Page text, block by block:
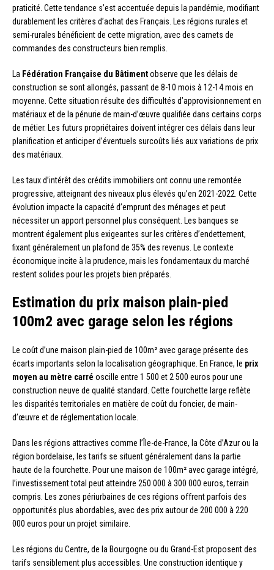
praticité. Cette tendance s’est accentuée depuis la pandémie, modifiant
durablement les critères d’achat des Français. Les régions rurales et
semi-rurales bénéficient de cette migration, avec des carnets de
commandes des constructeurs bien remplis.
La Fédération Française du Bâtimentobserve que les délais de
construction se sont allongés, passant de 8-10 mois à 12-14 mois en
moyenne. Cette situation résulte des difficultés d’approvisionnement en
matériaux et de la pénurie de main-d’œuvre qualifiée dans certains corps
de métier. Les futurs propriétaires doivent intégrer ces délais dans leur
planification et anticiper d’éventuels surcoûts liés aux variations de prix
des matériaux.
Les taux d’intérêt des crédits immobiliers ont connu une remontée
progressive, atteignant des niveaux plus élevés qu’en 2021-2022. Cette
évolution impacte la capacité d’emprunt des ménages et peut
nécessiter un apport personnel plus conséquent. Les banques se
montrent également plus exigeantes sur les critères d’endettement,
fixant généralement un plafond de 35% des revenus. Le contexte
économique incite à la prudence, mais les fondamentaux du marché
restent solides pour les projets bien préparés.
Estimation du prix maison plain-pied
100m2 avec garage selon les régions
Le coût d’une maison plain-pied de 100m² avec garage présente des
écarts importants selon la localisation géographique. En France, le prix
moyen au mètre carré oscille entre 1 500 et 2 500 euros pour une
construction neuve de qualité standard. Cette fourchette large reflète
les disparités territoriales en matière de coût du foncier, de main-
d’œuvre et de réglementation locale.
Dans les régions attractives comme l’Île-de-France, la Côte d’Azur ou la
région bordelaise, les tarifs se situent généralement dans la partie
haute de la fourchette. Pour une maison de 100m² avec garage intégré,
l’investissement total peut atteindre 250 000 à 300 000 euros, terrain
compris. Les zones périurbaines de ces régions offrent parfois des
opportunités plus abordables, avec des prix autour de 200 000 à 220
000 euros pour un projet similaire.
Les régions du Centre, de la Bourgogne ou du Grand-Est proposent des
tarifs sensiblement plus accessibles. Une construction identique y